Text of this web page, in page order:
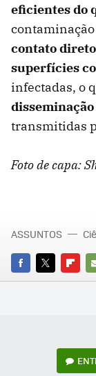
eficientes do
contato
superfícies
infectadas, o
disseminação
transmitidas
Foto de capa:
FACEBOOK
TWITTER
ASSUNTOS